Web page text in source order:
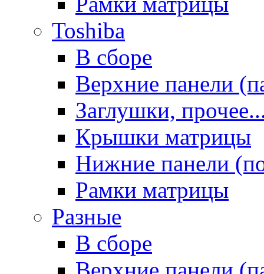
Toshiba
В сборе
Верхние панели
Заглушки,
Крышки матрицы
Нижние панели
Рамки матрицы
Разные
В сборе